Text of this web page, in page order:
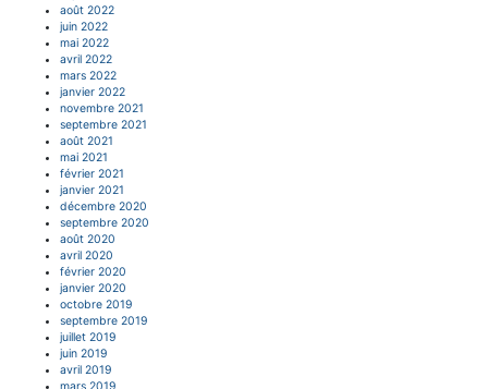
août 2022
juin 2022
mai 2022
avril 2022
mars 2022
janvier 2022
novembre 2021
septembre 2021
août 2021
mai 2021
février 2021
janvier 2021
décembre 2020
septembre 2020
août 2020
avril 2020
février 2020
janvier 2020
octobre 2019
septembre 2019
juillet 2019
juin 2019
avril 2019
mars 2019